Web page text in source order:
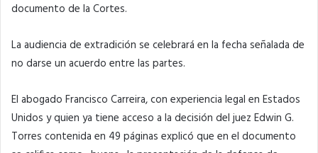
documento de la Cortes.
La audiencia de extradición se celebrará en la fecha señalada de
no darse un acuerdo entre las partes.
El abogado Francisco Carreira, con experiencia legal en Estados
Unidos y quien ya tiene acceso a la decisión del juez Edwin G.
Torres contenida en 49 páginas explicó que en el documento